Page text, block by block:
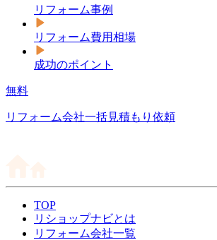
リフォーム事例
リフォーム費用相場
成功のポイント
無料
リフォーム会社一括見積もり依頼
TOP
リショップナビとは
リフォーム会社一覧